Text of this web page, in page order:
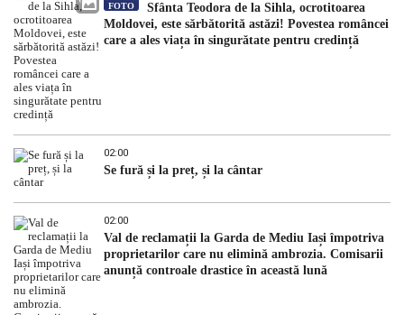
FOTO
Sfânta Teodora de la Sihla, ocrotitoarea
Moldovei, este sărbătorită astăzi! Povestea româncei
care a ales viața în singurătate pentru credință
02:00
Se fură și la preț, și la cântar
02:00
Val de reclamații la Garda de Mediu Iași împotriva
proprietarilor care nu elimină ambrozia. Comisarii
anunță controale drastice în această lună